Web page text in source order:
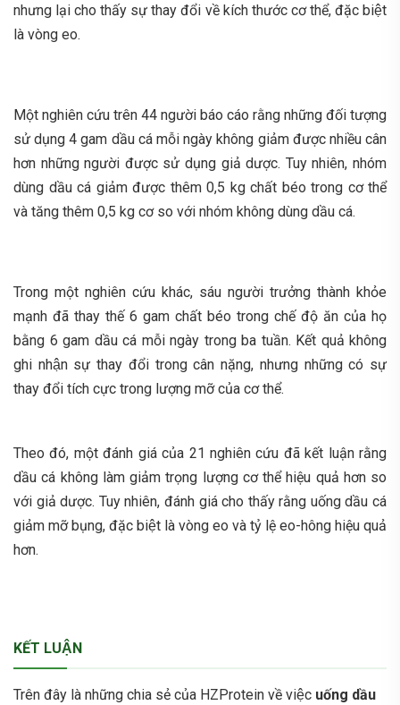
nhưng lại cho thấy sự thay đổi về kích thước cơ thể, đặc biệt
là vòng eo.
Một nghiên cứu trên 44 người báo cáo rằng những đối tượng
sử dụng 4 gam dầu cá mỗi ngày không giảm được nhiều cân
hơn những người được sử dụng giả dược. Tuy nhiên, nhóm
dùng dầu cá giảm được thêm 0,5 kg chất béo trong cơ thể
và tăng thêm 0,5 kg cơ so với nhóm không dùng dầu cá.
Trong một nghiên cứu khác, sáu người trưởng thành khỏe
mạnh đã thay thế 6 gam chất béo trong chế độ ăn của họ
bằng 6 gam dầu cá mỗi ngày trong ba tuần. Kết quả không
ghi nhận sự thay đổi trong cân nặng, nhưng những có sự
thay đổi tích cực trong lượng mỡ của cơ thể.
Theo đó, một đánh giá của 21 nghiên cứu đã kết luận rằng
dầu cá không làm giảm trọng lượng cơ thể hiệu quả hơn so
với giả dược. Tuy nhiên, đánh giá cho thấy rằng uống dầu cá
giảm mỡ bụng, đặc biệt là vòng eo và tỷ lệ eo-hông hiệu quả
hơn.
KẾT LUẬN
Trên đây là những chia sẻ của HZProtein về việc uống dầu